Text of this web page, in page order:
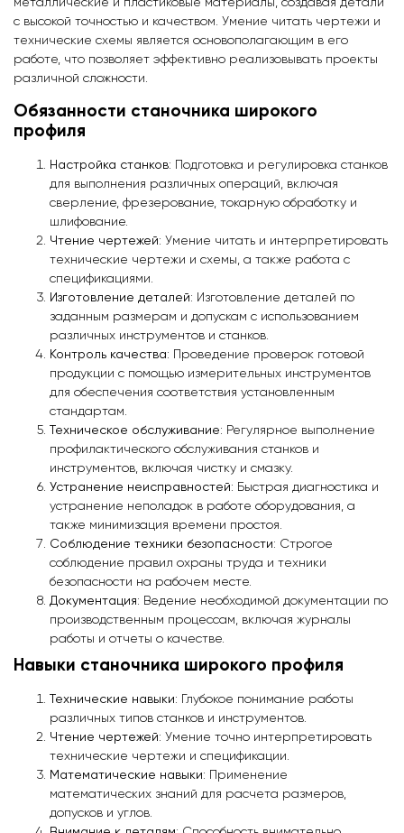
металлические и пластиковые материалы, создавая детали
с высокой точностью и качеством. Умение читать чертежи и
технические схемы является основополагающим в его
работе, что позволяет эффективно реализовывать проекты
различной сложности.
Обязанности станочника широкого
профиля
Настройка станков: Подготовка и регулировка станков
для выполнения различных операций, включая
сверление, фрезерование, токарную обработку и
шлифование.
Чтение чертежей: Умение читать и интерпретировать
технические чертежи и схемы, а также работа с
спецификациями.
Изготовление деталей: Изготовление деталей по
заданным размерам и допускам с использованием
различных инструментов и станков.
Контроль качества: Проведение проверок готовой
продукции с помощью измерительных инструментов
для обеспечения соответствия установленным
стандартам.
Техническое обслуживание: Регулярное выполнение
профилактического обслуживания станков и
инструментов, включая чистку и смазку.
Устранение неисправностей: Быстрая диагностика и
устранение неполадок в работе оборудования, а
также минимизация времени простоя.
Соблюдение техники безопасности: Строгое
соблюдение правил охраны труда и техники
безопасности на рабочем месте.
Документация: Ведение необходимой документации по
производственным процессам, включая журналы
работы и отчеты о качестве.
Навыки станочника широкого профиля
Технические навыки: Глубокое понимание работы
различных типов станков и инструментов.
Чтение чертежей: Умение точно интерпретировать
технические чертежи и спецификации.
Математические навыки: Применение
математических знаний для расчета размеров,
допусков и углов.